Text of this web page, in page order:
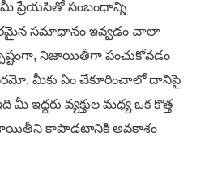
మీ ప్రేయసితో సంబంధాన్ని
సమాధానం ఇవ్వడం చాలా
నిజాయితీగా పంచుకోవడం
మీకు ఏం చేకూరించాలో దానిపై
మీ ఇద్దరు వ్యక్తుల మధ్య ఒక కొత్త
కాపాడటానికి అవకాశం